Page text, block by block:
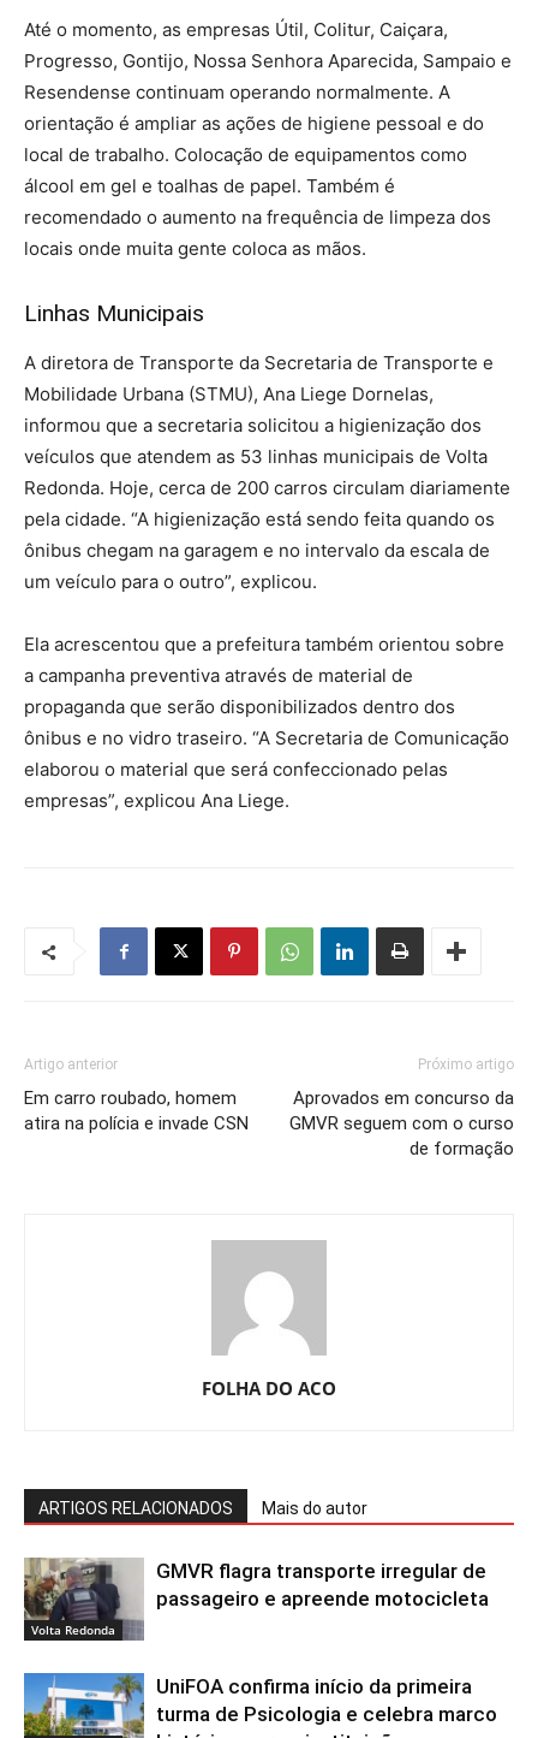
Até o momento, as empresas Útil, Colitur, Caiçara,
Progresso, Gontijo, Nossa Senhora Aparecida, Sampaio e
Resendense continuam operando normalmente. A
orientação é ampliar as ações de higiene pessoal e do
local de trabalho. Colocação de equipamentos como
álcool em gel e toalhas de papel. Também é
recomendado o aumento na frequência de limpeza dos
locais onde muita gente coloca as mãos.
Linhas Municipais
A diretora de Transporte da Secretaria de Transporte e
Mobilidade Urbana (STMU), Ana Liege Dornelas,
informou que a secretaria solicitou a higienização dos
veículos que atendem as 53 linhas municipais de Volta
Redonda. Hoje, cerca de 200 carros circulam diariamente
pela cidade. “A higienização está sendo feita quando os
ônibus chegam na garagem e no intervalo da escala de
um veículo para o outro”, explicou.
Ela acrescentou que a prefeitura também orientou sobre
a campanha preventiva através de material de
propaganda que serão disponibilizados dentro dos
ônibus e no vidro traseiro. “A Secretaria de Comunicação
elaborou o material que será confeccionado pelas
empresas”, explicou Ana Liege.
Artigo anterior
Em carro roubado, homem
atira na polícia e invade CSN
Próximo artigo
Aprovados em concurso da
GMVR seguem com o curso
de formação
FOLHA DO ACO
ARTIGOS RELACIONADOS Mais do autor
Volta Redonda
GMVR flagra transporte irregular de
passageiro e apreende motocicleta
UniFOA confirma início da primeira
turma de Psicologia e celebra marco